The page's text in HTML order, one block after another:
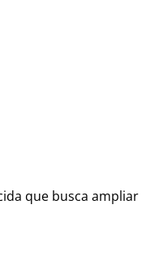
que busca ampliar